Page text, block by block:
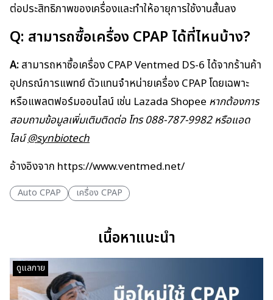
ต่อประสิทธิภาพของเครื่องและทำให้อายุการใช้งานสั้นลง
Q: สามารถซื้อเครื่อง CPAP ได้ที่ไหนบ้าง?
A:สามารถหาซื้อเครื่อง CPAP Ventmed DS-6 ได้จากร้านค้า
อุปกรณ์การแพทย์ ตัวแทนจำหน่ายเครื่อง CPAP โดยเฉพาะ
หรือแพลตฟอร์มออนไลน์ เช่น Lazada Shopee หากต้องการ
สอบถามข้อมูลเพิ่มเติมติดต่อ โทร 088-787-9982 หรือแอด
ไลน์@synbiotech
อ้างอิงจาก https://www.ventmed.net/
Auto CPAP เครื่อง CPAP
เนื้อหาแนะนำ
ดูแลกาย